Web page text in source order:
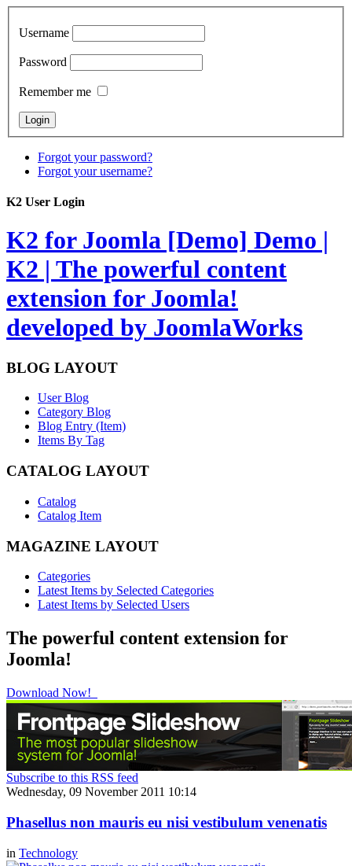
Username
Password
Remember me
Forgot your password?
Forgot your username?
K2 User Login
K2 for Joomla [Demo] Demo |
K2 | The powerful content
extension for Joomla!
developed by JoomlaWorks
BLOG LAYOUT
User Blog
Category Blog
Blog Entry (Item)
Items By Tag
CATALOG LAYOUT
Catalog
Catalog Item
MAGAZINE LAYOUT
Categories
Latest Items by Selected Categories
Latest Items by Selected Users
The powerful content extension for
Joomla!
Download Now!
Subscribe to this RSS feed
Wednesday, 09 November 2011 10:14
Phasellus non mauris eu nisi vestibulum venenatis
in Technology